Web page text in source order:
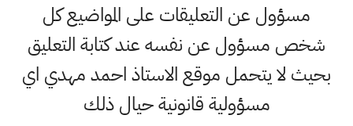
مسؤول عن التعليقات على المواضيع كل
شخص مسؤول عن نفسه عند كتابة التعليق
بحيث لا يتحمل موقع الاستاذ احمد مهدي اي
مسؤولية قانونية حيال ذلك